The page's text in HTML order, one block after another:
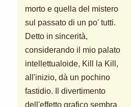
morto e quella del mistero
sul passato di un po' tutti.
Detto in sincerità,
considerando il mio palato
intellettualoide, Kill la Kill,
all'inizio, dà un pochino
fastidio. Il divertimento
dell'effetto grafico sembra